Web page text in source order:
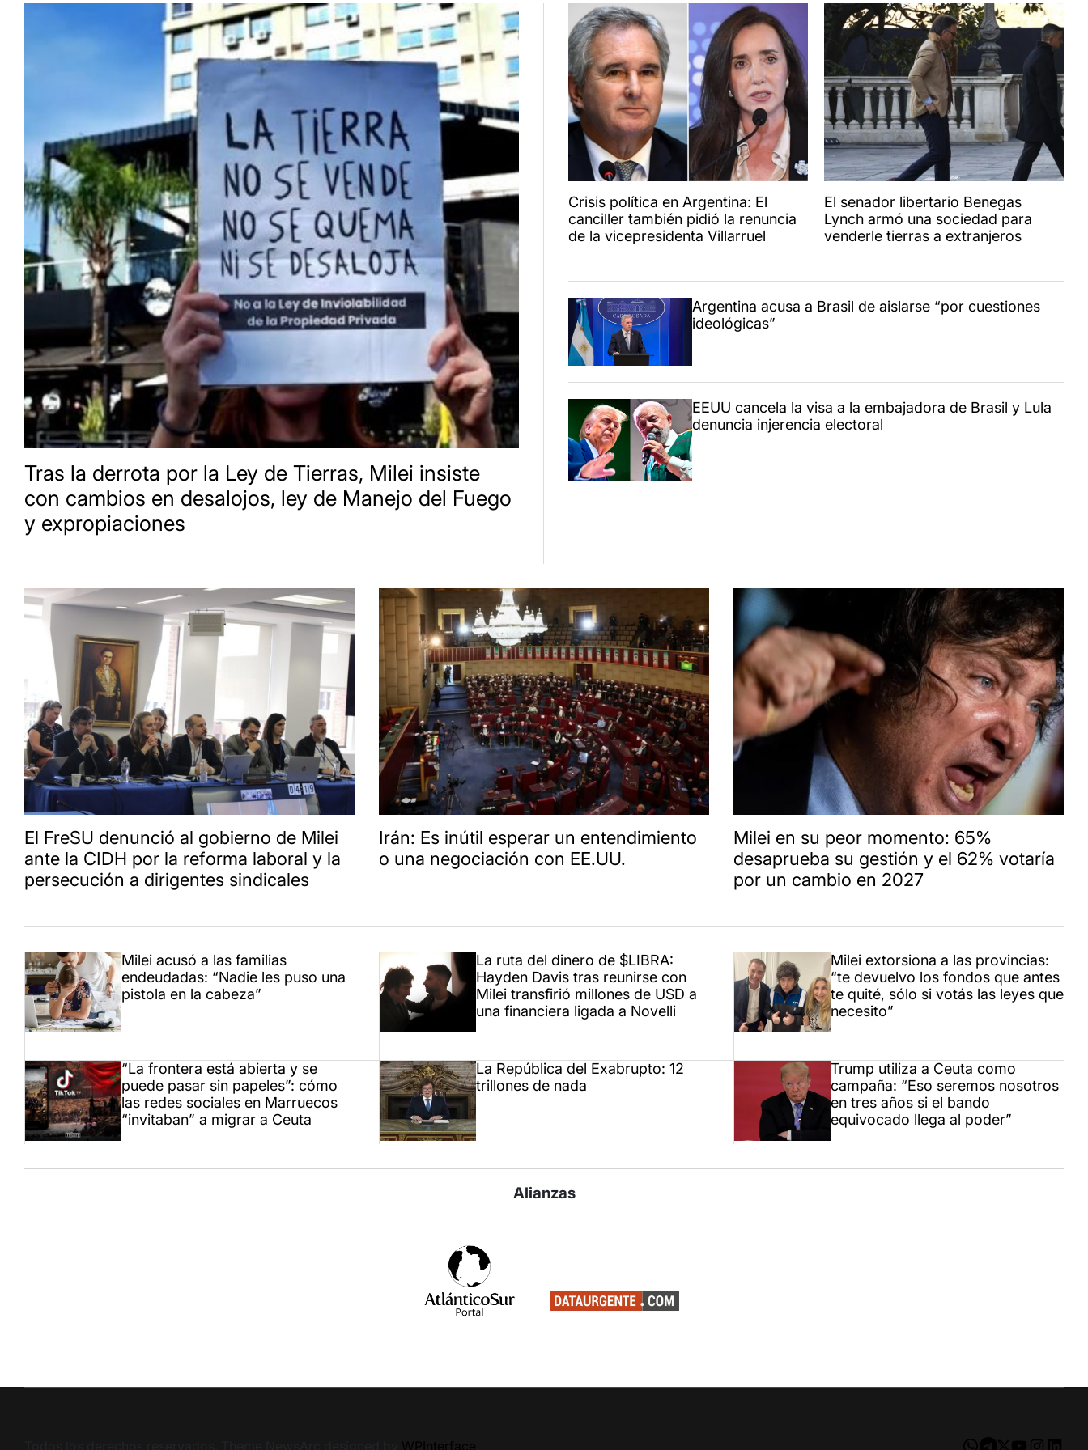
Tras la derrota por la Ley de Tierras, Milei insiste
con cambios en desalojos, ley de Manejo del Fuego
y expropiaciones
Crisis política en Argentina: El
canciller también pidió la renuncia
de la vicepresidenta Villarruel
El senador libertario Benegas
Lynch armó una sociedad para
venderle tierras a extranjeros
Argentina acusa a Brasil de aislarse “por cuestiones
ideológicas”
EEUU cancela la visa a la embajadora de Brasil y Lula
denuncia injerencia electoral
El FreSU denunció al gobierno de Milei
ante la CIDH por la reforma laboral y la
persecución a dirigentes sindicales
Irán: Es inútil esperar un entendimiento
o una negociación con EE.UU.
Milei en su peor momento: 65%
desaprueba su gestión y el 62% votaría
por un cambio en 2027
Milei acusó a las familias
endeudadas: “Nadie les puso una
pistola en la cabeza”
La ruta del dinero de $LIBRA:
Hayden Davis tras reunirse con
Milei transfirió millones de USD a
una financiera ligada a Novelli
Milei extorsiona a las provincias:
“te devuelvo los fondos que antes
te quité, sólo si votás las leyes que
necesito”
“La frontera está abierta y se
puede pasar sin papeles”: cómo
las redes sociales en Marruecos
“invitaban” a migrar a Ceuta
La República del Exabrupto: 12
trillones de nada
Trump utiliza a Ceuta como
campaña: “Eso seremos nosotros
en tres años si el bando
equivocado llega al poder”
Alianzas